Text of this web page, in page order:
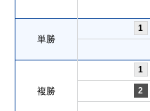
単勝
1
複勝
1
2